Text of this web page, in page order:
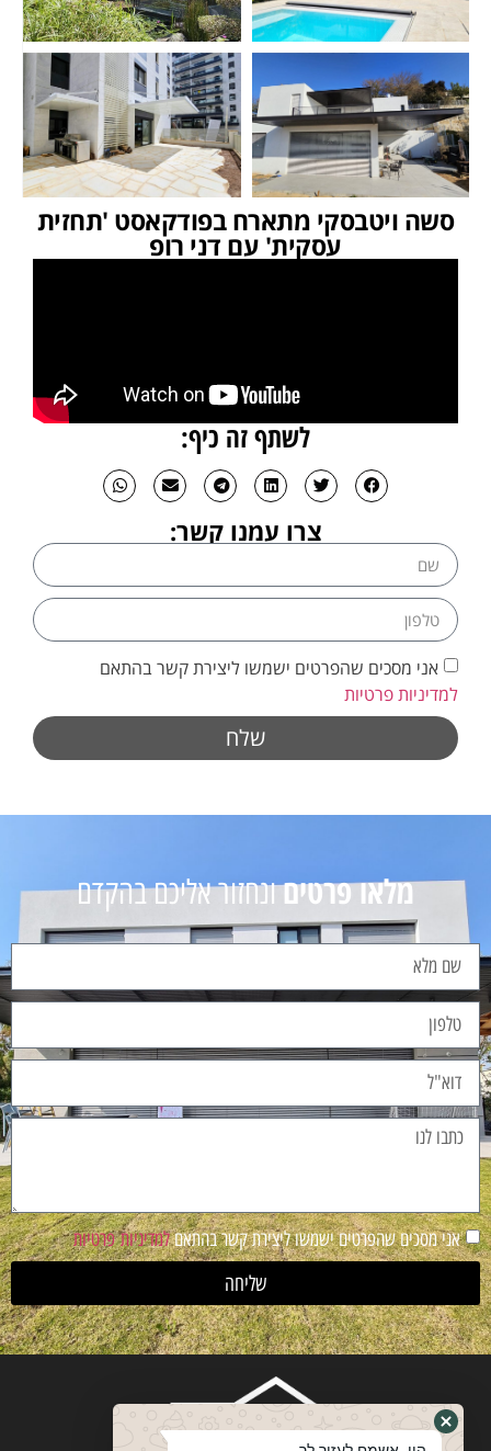
סשה ויטבסקי מתארח בפודקאסט 'תחזית
עסקית' עם דני רופ
לשתף זה כיף:
צרו עמנו קשר:
אני מסכים שהפרטים ישמשו ליצירת קשר בהתאם
למדיניות פרטיות
שלח
מלאו פרטיםונחזור אליכם בהקדם
אני מסכים שהפרטים ישמשו ליצירת קשר בהתאםלמדיניות פרטיות
שליחה